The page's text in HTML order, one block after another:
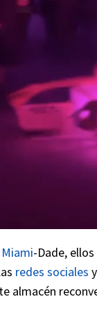
Miami-Dade,
redes sociales
almacén